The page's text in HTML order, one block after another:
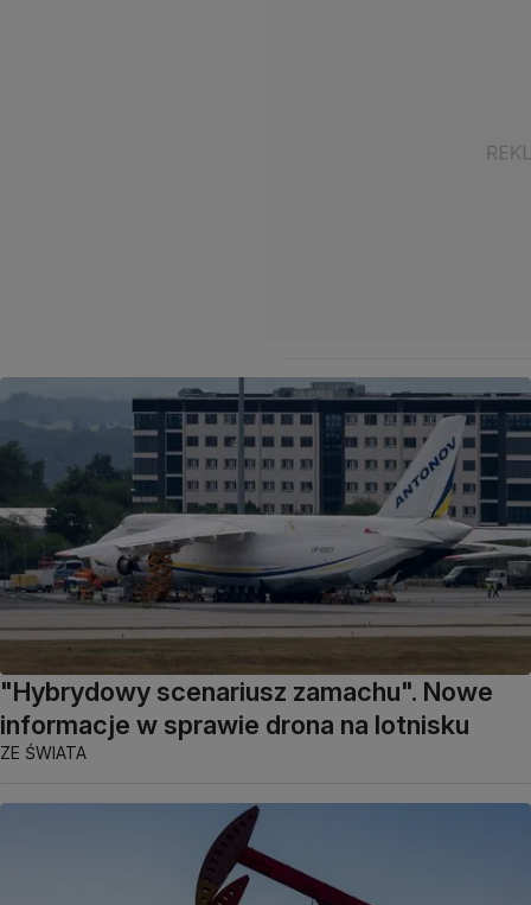
"Hybrydowy scenariusz zamachu". Nowe
informacje w sprawie drona na lotnisku
ZE ŚWIATA